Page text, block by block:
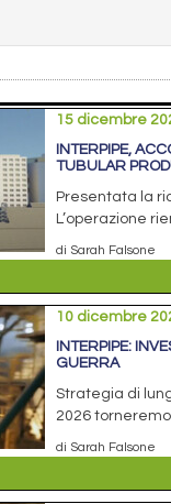
15 dicembre
INTERPIPE,
TUBULAR
Presentata la
L’operazione
di Sarah Falsone
10 dicembre
INTERPIPE:
GUERRA
Strategia di
2026
di Sarah Falsone